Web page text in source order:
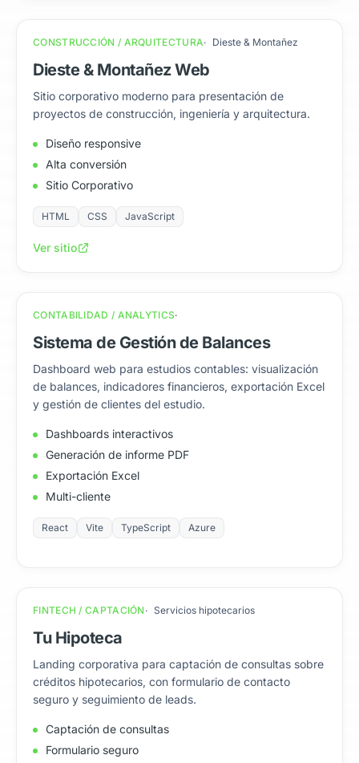
CONSTRUCCIÓN / ARQUITECTURA Dieste & Montañez
Dieste & Montañez Web
Sitio corporativo moderno para presentación de
proyectos de construcción, ingeniería y arquitectura.
Diseño responsive
Alta conversión
Sitio Corporativo
HTML CSS JavaScript
Ver sitio
CONTABILIDAD / ANALYTICS
Sistema de Gestión de Balances
Dashboard web para estudios contables: visualización
de balances, indicadores financieros, exportación Excel
y gestión de clientes del estudio.
Dashboards interactivos
Generación de informe PDF
Exportación Excel
Multi-cliente
React Vite TypeScript Azure
FINTECH / CAPTACIÓN Servicios hipotecarios
Tu Hipoteca
Landing corporativa para captación de consultas sobre
créditos hipotecarios, con formulario de contacto
seguro y seguimiento de leads.
Captación de consultas
Formulario seguro